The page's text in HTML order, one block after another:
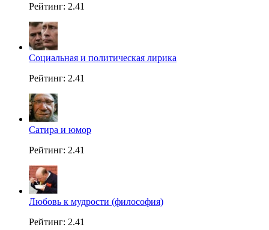
Рейтинг: 2.41
Социальная и политическая лирика
Рейтинг: 2.41
Сатира и юмор
Рейтинг: 2.41
Любовь к мудрости (философия)
Рейтинг: 2.41